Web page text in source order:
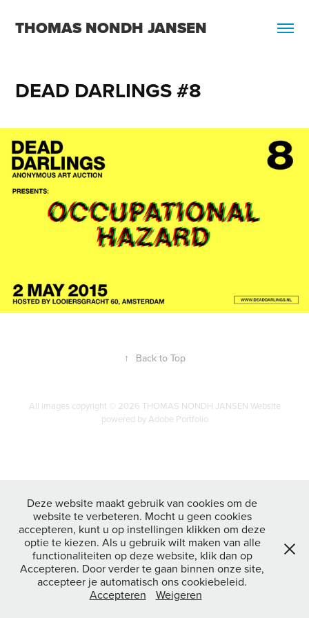
THOMAS NONDH JANSEN
DEAD DARLINGS #8
↑ Back to Top
All images copyright © 2026 THOMAS NONDH JANSEN Website
powered byAdobe Portfolio
Deze website maakt gebruik van cookies om de
website te verbeteren. Mocht u geen cookies
accepteren, kunt u op instellingen klikken om deze
optie te kiezen. Als u gebruik wilt maken van alle
functionaliteiten op deze website, klik dan op
Accepteren. Door verder te gaan binnen onze site,
accepteer je automatisch ons cookiebeleid.
Accepteren
Weigeren